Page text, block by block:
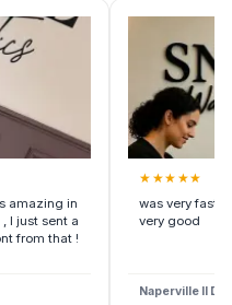
amazing in
I just sent a
from that !
★ ★★ ★★
was very fast
very good
Naperville Il D